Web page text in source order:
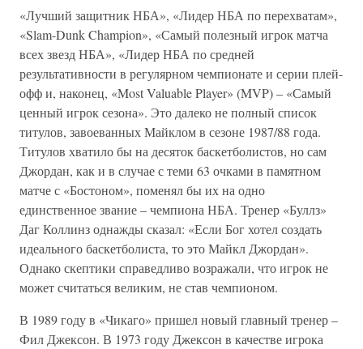
«Лучший защитник НБА», «Лидер НБА по перехватам»,
«Slam-Dunk Champion», «Самый полезный игрок матча
всех звезд НБА», «Лидер НБА по средней
результативности в регулярном чемпионате и серии плей-
офф и, наконец, «Most Valuable Player» (MVP) – «Самый
ценный игрок сезона». Это далеко не полный список
титулов, завоеванных Майклом в сезоне 1987/88 года.
Титулов хватило бы на десяток баскетболистов, но сам
Джордан, как и в случае с теми 63 очками в памятном
матче с «Бостоном», поменял бы их на одно
единственное звание – чемпиона НБА. Тренер «Буллз»
Даг Коллинз однажды сказал: «Если Бог хотел создать
идеального баскетболиста, то это Майкл Джордан».
Однако скептики справедливо возражали, что игрок не
может считаться великим, не став чемпионом.
В 1989 году в «Чикаго» пришел новый главный тренер –
Фил Джексон. В 1973 году Джексон в качестве игрока